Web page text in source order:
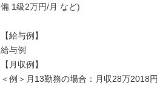
備 1級2万円/月 など)
【給与例】
給与例
【月収例】
＜例＞月13勤務の場合：月収28万2018